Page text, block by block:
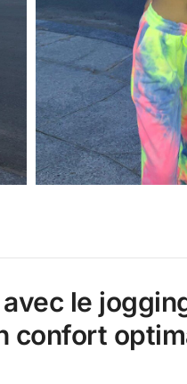
le
confort